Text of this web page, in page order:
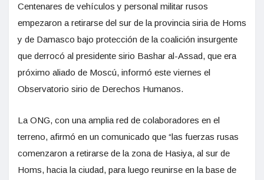
Centenares de vehículos y personal militar rusos
empezaron a retirarse del sur de la provincia siria de Homs
y de Damasco bajo protección de la coalición insurgente
que derrocó al presidente sirio Bashar al-Assad, que era
próximo aliado de Moscú, informó este viernes el
Observatorio sirio de Derechos Humanos.
La ONG, con una amplia red de colaboradores en el
terreno, afirmó en un comunicado que “las fuerzas rusas
comenzaron a retirarse de la zona de Hasiya, al sur de
Homs, hacia la ciudad, para luego reunirse en la base de